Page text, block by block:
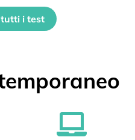
i test